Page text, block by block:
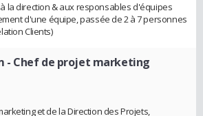
la direction & aux responsables d'équipes
d'une équipe, passée de 2 à 7 personnes
Clients)
- Chef de projet marketing
et de la Direction des Projets,